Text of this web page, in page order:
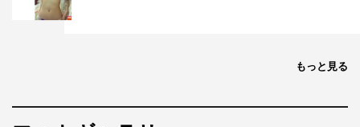
もっと見る